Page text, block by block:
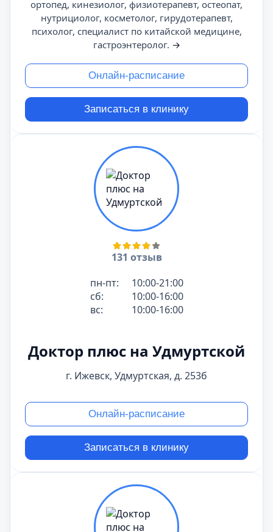
ортопед, кинезиолог, физиотерапевт, остеопат,
нутрициолог, косметолог, гирудотерапевт,
психолог, специалист по китайской медицине,
гастроэнтеролог. →
Онлайн-расписание
Записаться в клинику
131 отзыв
пн-пт:
10:00-21:00
сб:
10:00-16:00
вс:
10:00-16:00
Доктор плюс на Удмуртской
г. Ижевск, Удмуртская, д. 253б
Онлайн-расписание
Записаться в клинику